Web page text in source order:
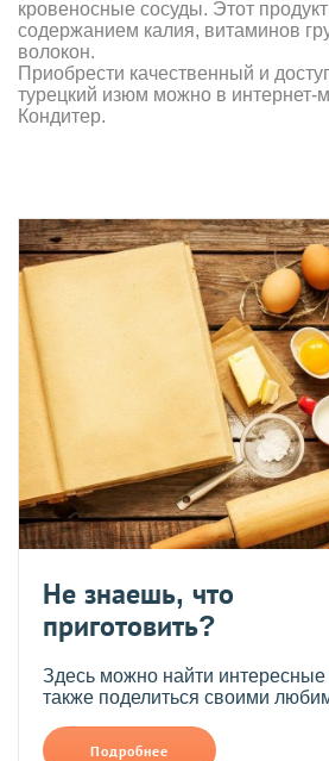
кровеносные сосуды. Этот
содержанием калия, витаминов
волокон.
Приобрести качественный и
турецкий изюм можно в интернет-
Кондитер.
Не знаешь, что
приготовить?
Здесь можно найти
также поделиться своими
Подробнее